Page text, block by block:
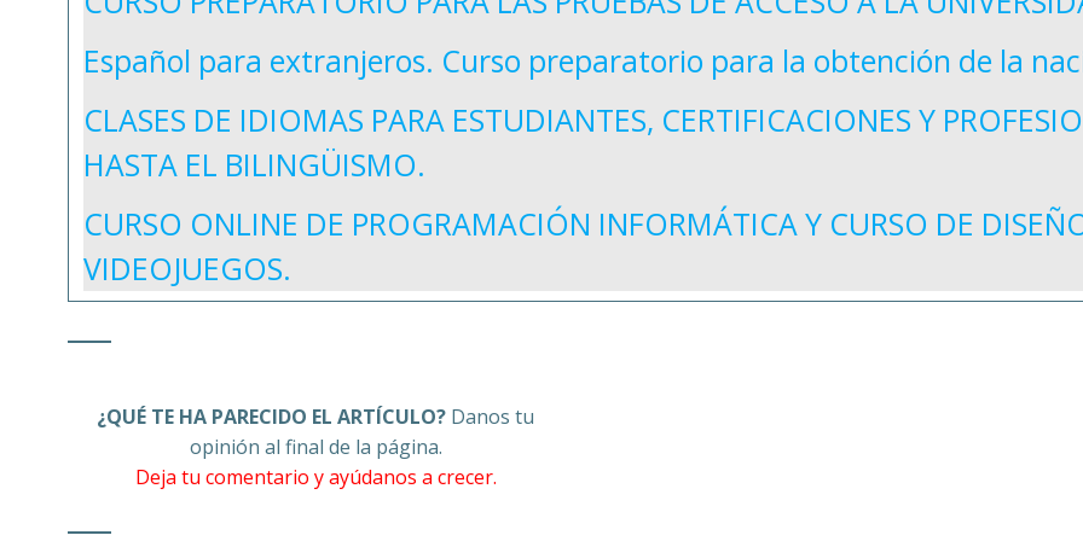
Español para extranjeros. Curso preparatorio para la obtención de la
CLASES DE IDIOMAS PARA ESTUDIANTES, CERTIFICACIONES Y
HASTA EL BILINGÜISMO.
CURSO ONLINE DE PROGRAMACIÓN INFORMÁTICA Y CURSO DE
VIDEOJUEGOS.
¿QUÉ TE HA PARECIDO EL ARTÍCULO? Danos tu
opinión al final de la página.
Deja tu comentario y ayúdanos a crecer.